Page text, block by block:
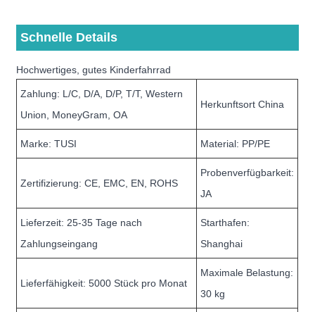
Schnelle Details
Hochwertiges, gutes Kinderfahrrad
Zahlung: L/C, D/A, D/P, T/T, Western
Union, MoneyGram, OA
Herkunftsort China
Marke: TUSI Material: PP/PE
Zertifizierung: CE, EMC, EN, ROHS
Probenverfügbarkeit:
JA
Lieferzeit: 25-35 Tage nach
Zahlungseingang
Starthafen:
Shanghai
Lieferfähigkeit: 5000 Stück pro Monat
Maximale Belastung:
30 kg